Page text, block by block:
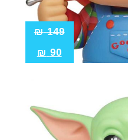
149
₪
90
₪